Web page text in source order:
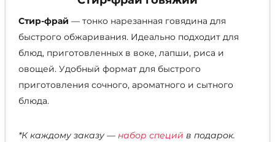
Стир-фрай — тонко нарезанная говядина для
быстрого обжаривания. Идеально подходит для
блюд, приготовленных в воке, лапши, риса и
овощей. Удобный формат для быстрого
приготовления сочного, ароматного и сытного
блюда.
*К каждому заказу — набор специй в подарок.